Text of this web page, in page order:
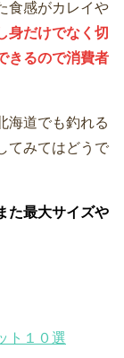
食感がカレイや
身だけでなく切
きるので消費者
海道でも釣れる
てみてはどうで
た最大サイズや
ト１０選